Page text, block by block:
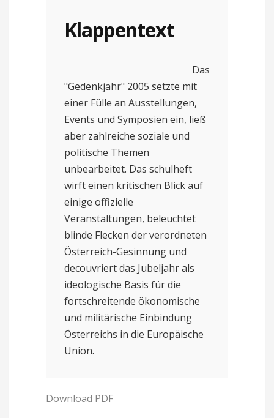
Klappentext
Das
"Gedenkjahr" 2005 setzte mit
einer Fülle an Ausstellungen,
Events und Symposien ein, ließ
aber zahlreiche soziale und
politische Themen
unbearbeitet. Das schulheft
wirft einen kritischen Blick auf
einige offizielle
Veranstaltungen, beleuchtet
blinde Flecken der verordneten
Österreich-Gesinnung und
decouvriert das Jubeljahr als
ideologische Basis für die
fortschreitende ökonomische
und militärische Einbindung
Österreichs in die Europäische
Union.
Download PDF